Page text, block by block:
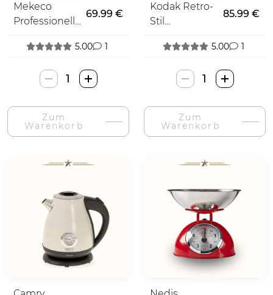
Mekeco
Professionelle
Rasiermesser
69.99 €
5.00 1
Mekeco
Professional
Vintage
Barzdaskutė-
Menge
Zum
Warenkorb
Kodak Retro-
Stil
85.99 €
5.00 1
Kodak
Retro
Stiliaus
Fotoaparatas-
Menge
Zum
Warenkorb